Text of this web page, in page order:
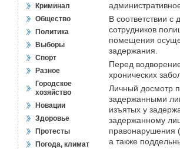
Криминал
Общество
Политика
Выборы
Спорт
Разное
Городское
хозяйство
Новации
Здоровье
Протесты
Погода, климат
В соответствии
сотрудников
помещения
задержания.
Перед
хронических
Личный досмотр
задержанными
изъятых у
задержанному
правонарушения
а также